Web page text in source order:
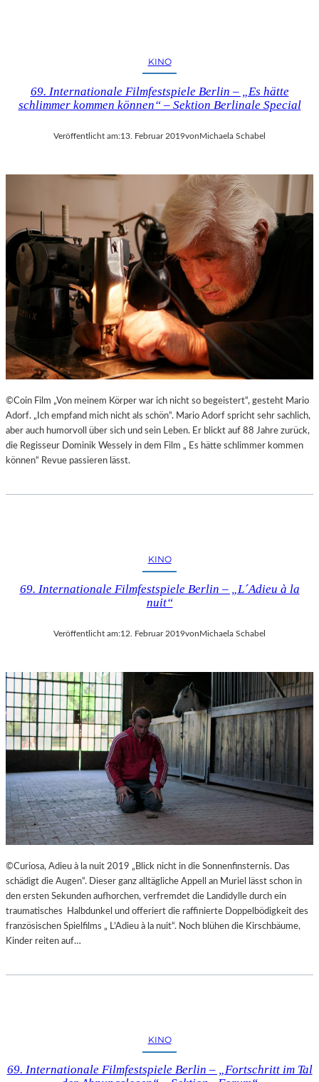
KINO
69. Internationale Filmfestspiele Berlin – „Es hätte
schlimmer kommen können“ – Sektion Berlinale Special
Veröffentlicht am:13. Februar 2019vonMichaela Schabel
©Coin Film „Von meinem Körper war ich nicht so begeistert“, gesteht Mario
Adorf. „Ich empfand mich nicht als schön“. Mario Adorf spricht sehr sachlich,
aber auch humorvoll über sich und sein Leben. Er blickt auf 88 Jahre zurück,
die Regisseur Dominik Wessely in dem Film „ Es hätte schlimmer kommen
können“ Revue passieren lässt.
KINO
69. Internationale Filmfestspiele Berlin – „L´Adieu à la
nuit“
Veröffentlicht am:12. Februar 2019vonMichaela Schabel
©Curiosa, Adieu à la nuit 2019 „Blick nicht in die Sonnenfinsternis. Das
schädigt die Augen“. Dieser ganz alltägliche Appell an Muriel lässt schon in
den ersten Sekunden aufhorchen, verfremdet die Landidylle durch ein
traumatisches Halbdunkel und offeriert die raffinierte Doppelbödigkeit des
französischen Spielfilms „ L’Adieu à la nuit“. Noch blühen die Kirschbäume,
Kinder reiten auf…
KINO
69. Internationale Filmfestspiele Berlin – „Fortschritt im Tal